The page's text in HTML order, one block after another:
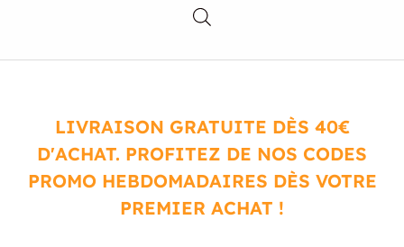
LIVRAISON GRATUITE DÈS 40€
D'ACHAT. PROFITEZ DE NOS CODES
PROMO HEBDOMADAIRES DÈS VOTRE
PREMIER ACHAT !